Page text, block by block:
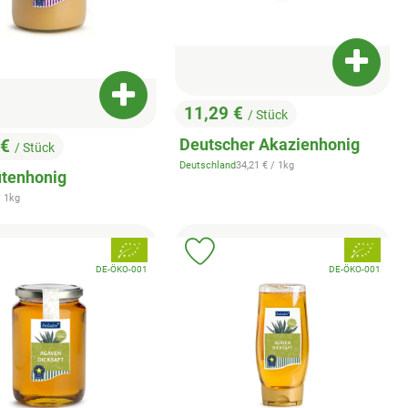
hinzufügen
/ Stück
1kg
Produkt zum Warenkorb hinzufügen
, Preis:
11,29 € / Stück
Deutscher Akazienhonig
, Herkunft:
Deutschland, Referenzpreis:
34,21 € / 1kg
, Verband:
, Kontrollstelle:
DE-ÖKO-001
zu Favouriten hinzufügen
, Verband:
, Kontrollstelle:
DE-ÖKO-001
Produkt zu Favouriten